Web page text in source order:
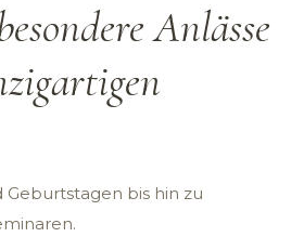
Anlässe
bis hin zu